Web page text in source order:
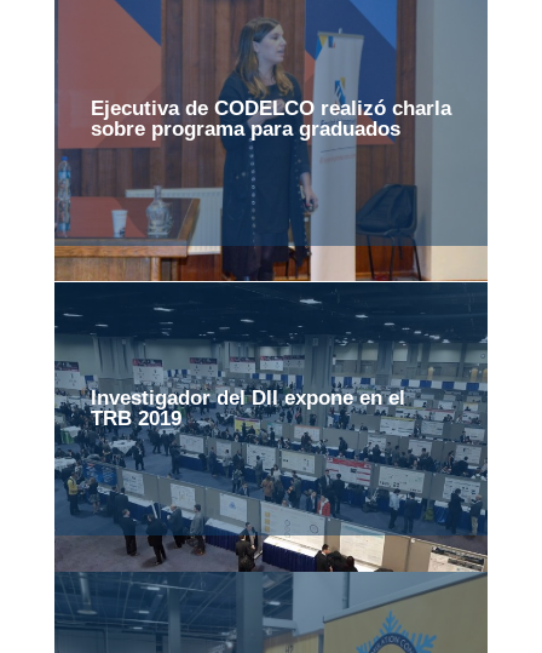
Ejecutiva de CODELCO realizó charla
sobre programa para graduados
Investigador del DII expone en el
TRB 2019